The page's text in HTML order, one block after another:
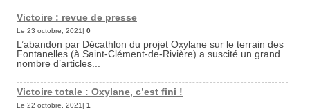
Victoire : revue de presse
Le 23 octobre, 2021| 0
L’abandon par Décathlon du projet Oxylane sur le terrain des
Fontanelles (à Saint-Clément-de-Rivière) a suscité un grand
nombre d’articles...
Victoire totale : Oxylane, c’est fini !
Le 22 octobre, 2021| 1